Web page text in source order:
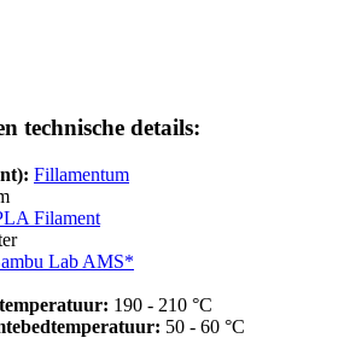
technische details:
Fillamentum
Filament
Lab AMS*
190 - 210 °C
50 - 60 °C